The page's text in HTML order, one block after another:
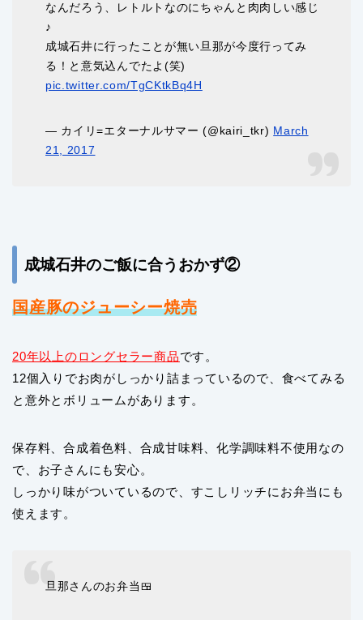
なんだろう、レトルトなのにちゃんと肉肉しい感じ
♪
成城石井に行ったことが無い旦那が今度行ってみ
る！と意気込んでたよ(笑)
pic.twitter.com/TgCKtkBq4H
— カイリ=エターナルサマー (@kairi_tkr) March
21, 2017
成城石井のご飯に合うおかず②
国産豚のジューシー焼売
20年以上のロングセラー商品です。
12個入りでお肉がしっかり詰まっているので、食べてみる
と意外とボリュームがあります。
保存料、合成着色料、合成甘味料、化学調味料不使用なの
で、お子さんにも安心。
しっかり味がついているので、すこしリッチにお弁当にも
使えます。
旦那さんのお弁当🍱